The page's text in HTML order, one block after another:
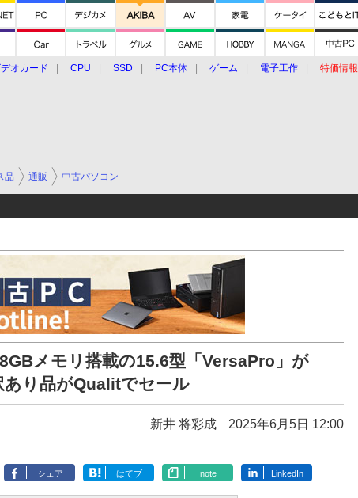
デオカード CPU SSD PC本体 ゲーム 電子工作 特価情報
品 通販 中古パソコン
メモリ搭載の15.6型「VersaPro」が
あり品がQualitでセール
新井 将彩成 2025年6月5日 12:00
シェア はてブ note LinkedIn